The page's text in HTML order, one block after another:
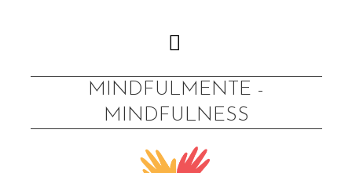
MINDFULMENTE -
MINDFULNESS